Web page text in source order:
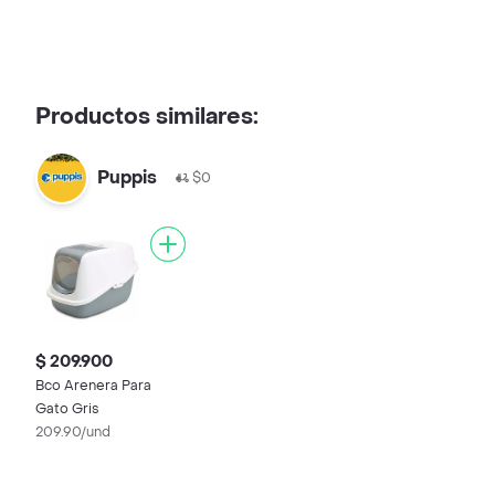
Productos similares:
Puppis $0
$ 209.900
Bco Arenera Para
Gato Gris
209.90/und